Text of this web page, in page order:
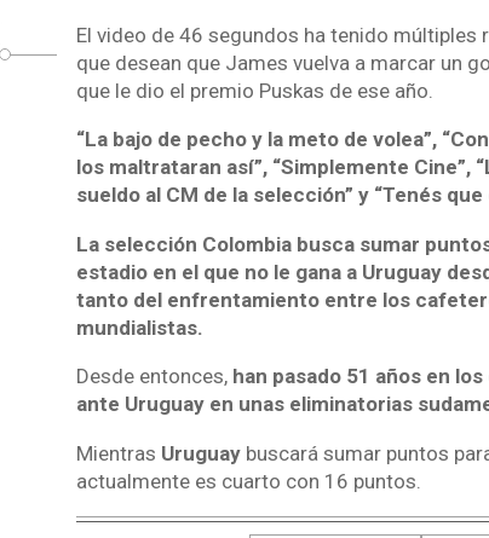
El video de 46 segundos ha tenido
que desean que James vuelva a marcar un
que le dio el premio Puskas de ese año.
“La bajo de pecho y la meto de volea”,
los maltrataran así”, “Simplemente Cine”,
sueldo al CM de la selección” y “Tenés
La selección Colombia busca sumar
estadio en el que no le gana a Uruguay
tanto del enfrentamiento entre los
mundialistas.
Desde entonces,han pasado 51 años en
ante Uruguay en unas eliminatorias
Mientras Uruguaybuscará sumar puntos
actualmente es cuarto con 16 puntos.